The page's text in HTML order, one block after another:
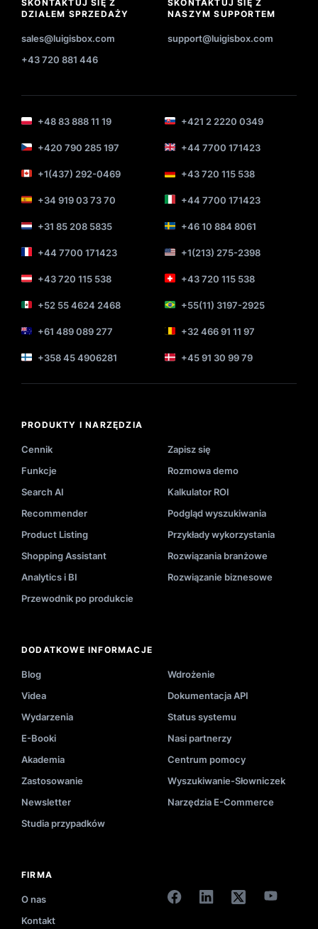
SKONTAKTUJ SIĘ Z
DZIAŁEM SPRZEDAŻY
sales@luigisbox.com
+43 720 881 446
SKONTAKTUJ SIĘ Z
NASZYM SUPPORTEM
support@luigisbox.com
+48 83 888 11 19 +421 2 2220 0349
+420 790 285 197 +44 7700 171423
+1(437) 292-0469 +43 720 115 538
+34 919 03 73 70 +44 7700 171423
+31 85 208 5835 +46 10 884 8061
+44 7700 171423 +1(213) 275-2398
+43 720 115 538 +43 720 115 538
+52 55 4624 2468 +55(11) 3197-2925
+61 489 089 277 +32 466 91 11 97
+358 45 4906281 +45 91 30 99 79
PRODUKTY I NARZĘDZIA
Cennik
Zapisz się
Funkcje
Rozmowa demo
Search AI
Kalkulator ROI
Recommender
Podgląd wyszukiwania
Product Listing
Przykłady wykorzystania
Shopping Assistant
Rozwiązania branżowe
Analytics i BI
Rozwiązanie biznesowe
Przewodnik po produkcie
DODATKOWE INFORMACJE
Blog
Wdrożenie
Videa
Dokumentacja API
Wydarzenia
Status systemu
E-Booki
Nasi partnerzy
Akademia
Centrum pomocy
Zastosowanie
Wyszukiwanie-Słowniczek
Newsletter
Narzędzia E-Commerce
Studia przypadków
FIRMA
O nas
Kontakt